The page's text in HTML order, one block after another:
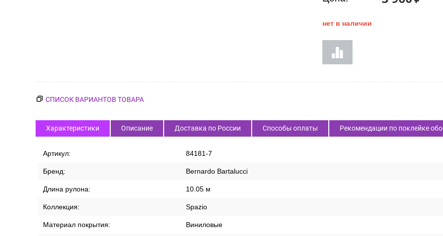
нет в наличии
СПИСОК ВАРИАНТОВ ТОВАРА
Характеристики Описание Доставка по России Способы оплаты Рекомендации по поклейке
Артикул: 84181-7
Бренд: Bernardo Bartalucci
Длина рулона: 10.05 м
Коллекция: Spazio
Материал покрытия: Виниловые